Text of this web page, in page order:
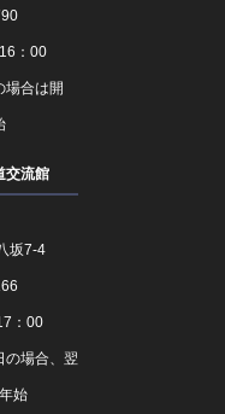
：00
場合は開
交流館
坂7-4
：00
の場合、翌
始